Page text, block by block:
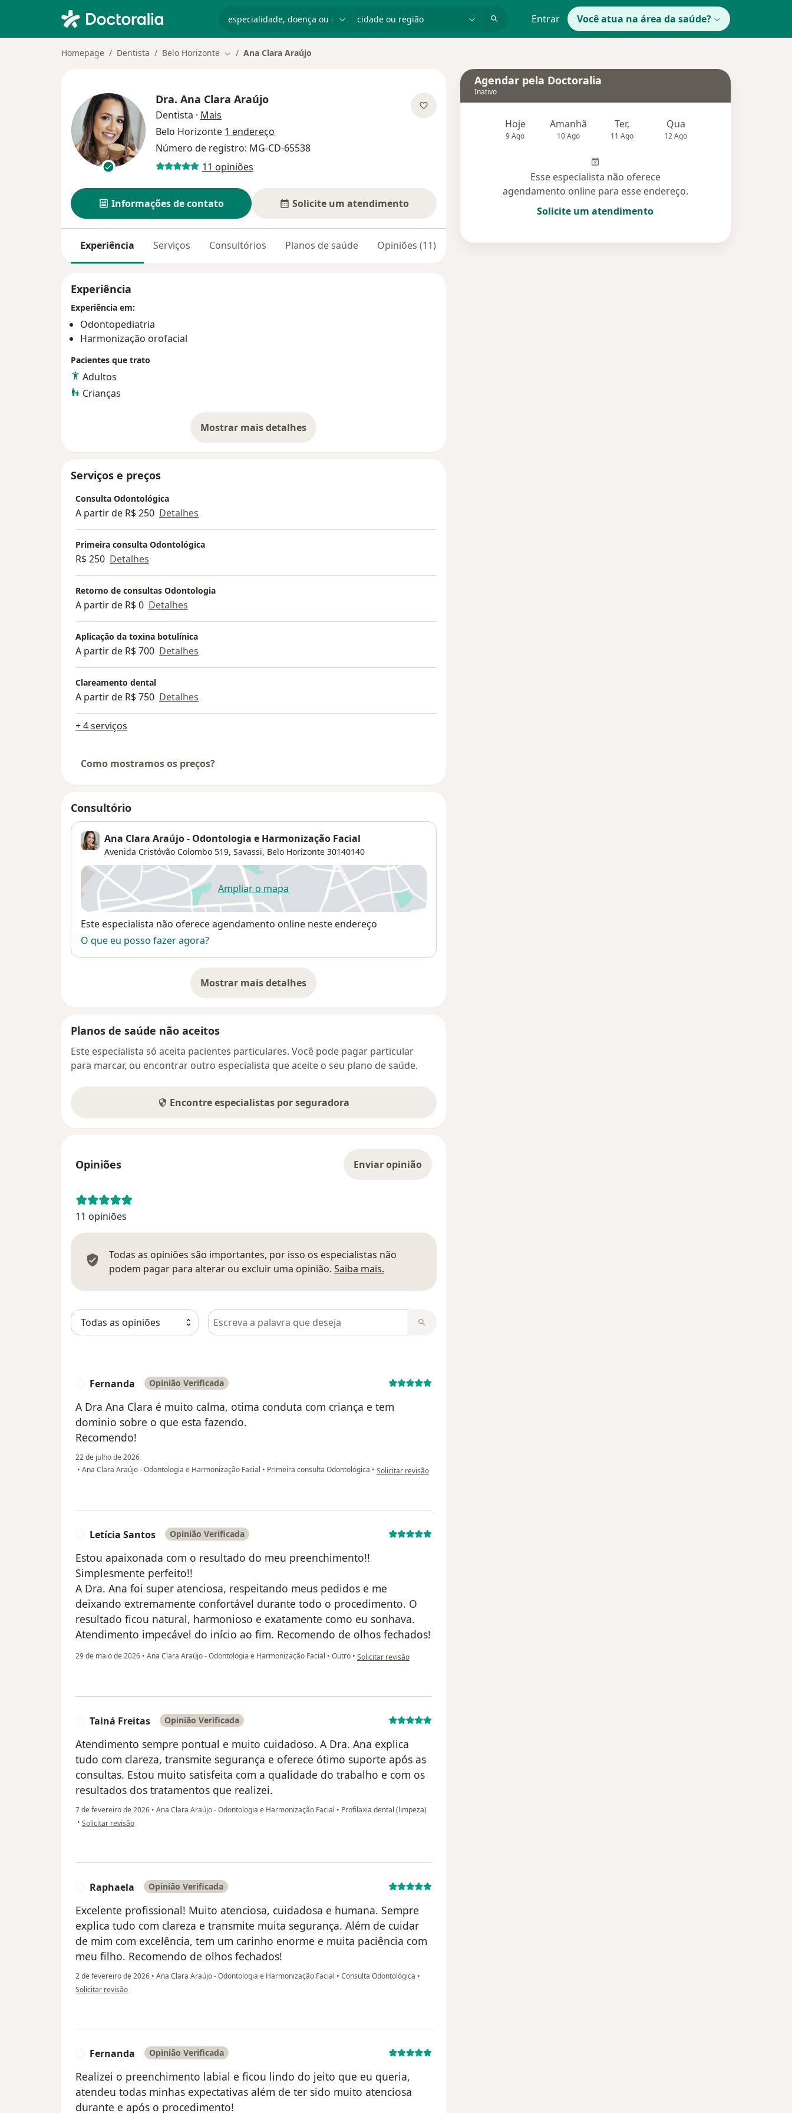
Entrar Você atua na área da saúde?
Homepage Dentista Belo Horizonte Mudar de cidade
Ana Clara Araújo
Dra. Ana Clara Araújo
Dentista · Mais
Belo Horizonte 1 endereço
Número de registro: MG-CD-65538
11 opiniões
Informações de contato Solicite um atendimento
Experiência Serviços Consultórios Planos de saúde Opiniões (11)
Experiência
Experiência em:
Odontopediatria
Harmonização orofacial
Pacientes que trato
Adultos
Crianças
Mostrar mais detalhes
sobre a experiência
Serviços e preços
Consulta Odontológica
A partir de R$ 250 Detalhes
Primeira consulta Odontológica
R$ 250 Detalhes
Retorno de consultas Odontologia
A partir de R$ 0 Detalhes
Aplicação da toxina botulínica
A partir de R$ 700 Detalhes
Clareamento dental
A partir de R$ 750 Detalhes
+ 4 serviços
Como mostramos os preços?
Consultório
Ana Clara Araújo - Odontologia e Harmonização Facial
Avenida Cristóvão Colombo 519, Savassi, Belo Horizonte 30140140
Ampliar o mapaabre num novo separador
Disponibilidade
Este especialista não oferece agendamento online neste endereço
O que eu posso fazer agora?
Mostrar mais detalhes
sobre o endereço
Planos de saúde não aceitos
Este especialista só aceita pacientes particulares. Você pode pagar particular
para marcar, ou encontrar outro especialista que aceite o seu plano de saúde.
Encontre especialistas por seguradora
Opiniões Enviar opinião
11 opiniões
Todas as opiniões são importantes, por isso os especialistas não
podem pagar para alterar ou excluir uma opinião. Saiba mais.
Pesquisar em opiniões
Fernanda Opinião Verificada
A Dra Ana Clara é muito calma, otima conduta com criança e tem
dominio sobre o que esta fazendo.
Recomendo!
22 de julho de 2026
• Ana Clara Araújo - Odontologia e Harmonização Facial • Primeira consulta Odontológica • na opinião do utilizador Fernanda
Solicitar revisão
Letícia Santos Opinião Verificada
Estou apaixonada com o resultado do meu preenchimento!!
Simplesmente perfeito!!
A Dra. Ana foi super atenciosa, respeitando meus pedidos e me
deixando extremamente confortável durante todo o procedimento. O
resultado ficou natural, harmonioso e exatamente como eu sonhava.
Atendimento impecável do início ao fim. Recomendo de olhos fechados!
29 de maio de 2026 • Ana Clara Araújo - Odontologia e Harmonização Facial • Outro • na opinião do utilizador Letícia Santos
Solicitar revisão
Tainá Freitas Opinião Verificada
Atendimento sempre pontual e muito cuidadoso. A Dra. Ana explica
tudo com clareza, transmite segurança e oferece ótimo suporte após as
consultas. Estou muito satisfeita com a qualidade do trabalho e com os
resultados dos tratamentos que realizei.
7 de fevereiro de 2026 • Ana Clara Araújo - Odontologia e Harmonização Facial • Profilaxia dental (limpeza)
• na opinião do utilizador Tainá Freitas
Solicitar revisão
Raphaela Opinião Verificada
Excelente profissional! Muito atenciosa, cuidadosa e humana. Sempre
explica tudo com clareza e transmite muita segurança. Além de cuidar
de mim com excelência, tem um carinho enorme e muita paciência com
meu filho. Recomendo de olhos fechados!
2 de fevereiro de 2026 • Ana Clara Araújo - Odontologia e Harmonização Facial • Consulta Odontológica •
na opinião do utilizador Raphaela
Solicitar revisão
Fernanda Opinião Verificada
Realizei o preenchimento labial e ficou lindo do jeito que eu queria,
atendeu todas minhas expectativas além de ter sido muito atenciosa
durante e após o procedimento!
Agendar pela Doctoralia
Inativo
Hoje
9 Ago
Amanhã
10 Ago
Ter,
11 Ago
Qua
12 Ago
Esse especialista não oferece
agendamento online para esse endereço.
Solicite um atendimento